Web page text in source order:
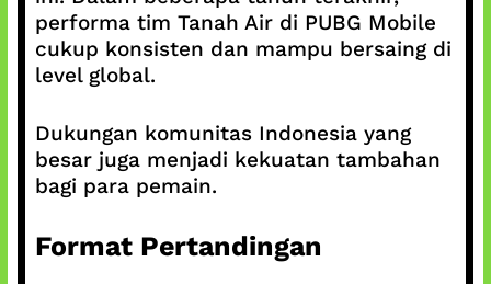
performa tim Tanah Air di PUBG Mobile
cukup konsisten dan mampu bersaing di
level global.
Dukungan komunitas Indonesia yang
besar juga menjadi kekuatan tambahan
bagi para pemain.
Format Pertandingan